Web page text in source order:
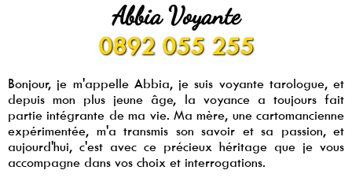
Abbia Voyante
0892 055 255
Bonjour, je m'appelle Abbia, je suis voyante tarologue, et
depuis mon plus jeune âge, la voyance a toujours fait
partie intégrante de ma vie. Ma mère, une cartomancienne
expérimentée, m'a transmis son savoir et sa passion, et
aujourd'hui, c'est avec ce précieux héritage que je vous
accompagne dans vos choix et interrogations.